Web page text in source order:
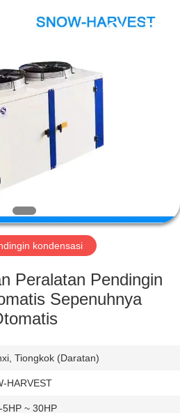
kondensasi
Peralatan Pendingin
Sepenuhnya
Tiongkok (Daratan)
HARVEST
5HP ~ 30HP